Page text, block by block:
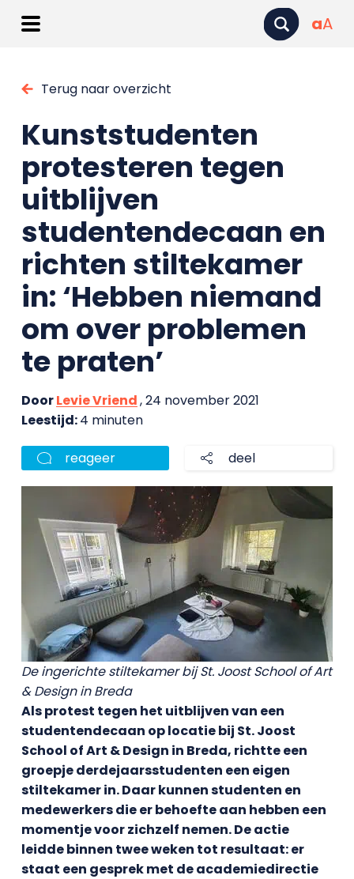
aA
Terug naar overzicht
Kunststudenten
protesteren tegen
uitblijven
studentendecaan en
richten stiltekamer
in: ‘Hebben niemand
om over problemen
te praten’
DoorLevie Vriend, 24 november 2021
Leestijd:4 minuten
reageer deel
De ingerichte stiltekamer bij St. Joost School of Art
& Design in Breda
Als protest tegen het uitblijven van een
studentendecaan op locatie bij St. Joost
School of Art & Design in Breda, richtte een
groepje derdejaarsstudenten een eigen
stiltekamer in. Daar kunnen studenten en
medewerkers die er behoefte aan hebben een
momentje voor zichzelf nemen. De actie
leidde binnen twee weken tot resultaat: er
staat een gesprek met de academiedirectie